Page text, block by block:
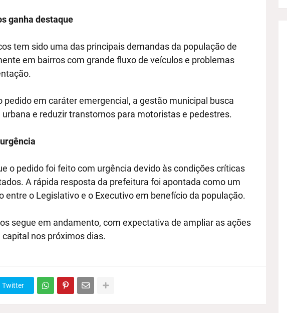
ganha destaque
tem sido uma das principais demandas da população de
em bairros com grande fluxo de veículos e problemas
pedido em caráter emergencial, a gestão municipal busca
e reduzir transtornos para motoristas e pedestres.
o pedido foi feito com urgência devido às condições críticas
A rápida resposta da prefeitura foi apontada como um
entre o Legislativo e o Executivo em benefício da população.
segue em andamento, com expectativa de ampliar as ações
nos próximos dias.
Twitter